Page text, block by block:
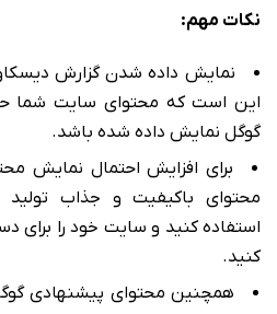
نکات مهم:
نمایش داده شدن گزارش
این است که محتوای سایت شما
گوگل نمایش داده شده باشد.
برای افزایش احتمال نمایش
محتوای باکیفیت و جذاب تولید
استفاده کنید و سایت خود را برای
کنید.
همچنین محتوای پیشنهادی